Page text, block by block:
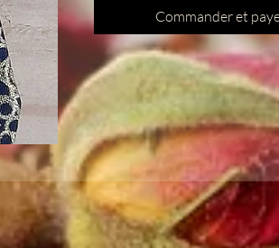
Commander et